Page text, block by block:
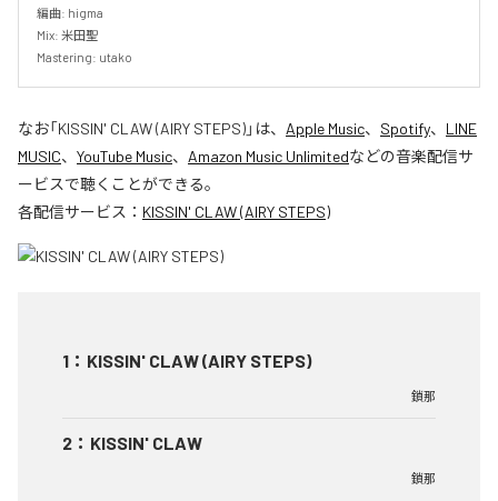
編曲: higma
Mix: 米田聖
Mastering: utako
なお「KISSIN' CLAW (AIRY STEPS)」は、 Apple Music、 Spotify、 LINE
MUSIC、 YouTube Music、 Amazon Music Unlimitedなどの音楽配信サ
ービスで聴くことができる。
各配信サービス： KISSIN' CLAW (AIRY STEPS)
1 ： KISSIN' CLAW (AIRY STEPS)
鎖那
2 ： KISSIN' CLAW
鎖那